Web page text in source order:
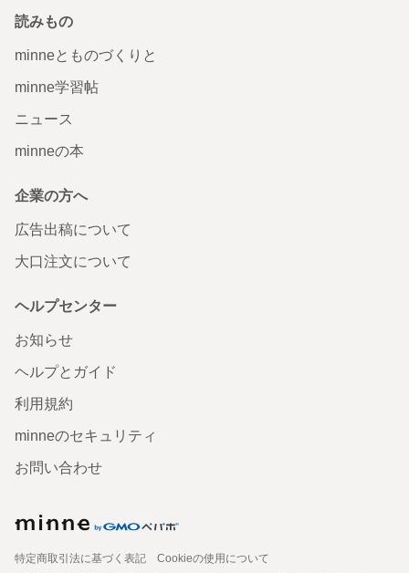
読みもの
minneとものづくりと
minne学習帖
ニュース
minneの本
企業の方へ
広告出稿について
大口注文について
ヘルプセンター
お知らせ
ヘルプとガイド
利用規約
minneのセキュリティ
お問い合わせ
特定商取引法に基づく表記
Cookieの使用について